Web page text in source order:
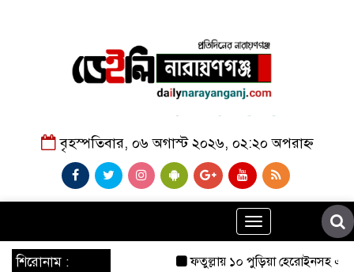
বৃহস্পতিবার, ০৬ অগাস্ট ২০২৬, ০২:২০ অপরাহ্ন
Toggle
navigation
শিরোনাম : ফতুল্লায় ১০ পুড়িয়া হেরোইনসহ